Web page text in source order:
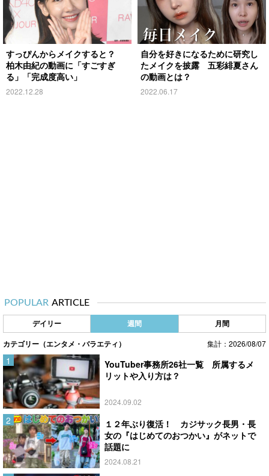
すっぴんからメイクすると？
柏木由紀の動画に「すごすぎ
る」「完成度高い」
2022.12.28
自分を好きになるために研究し
たメイクを披露 五彩緋夏さん
の動画とは？
2022.06.17
POPULAR ARTICLE
デイリー 週間 月間
カテゴリー（エンタメ・バラエティ） 集計：2026/08/07
YouTuber事務所26社一覧 所属するメ
リットや入り方は？
2024.09.02
１２年ぶり復活！ カジサック長男・長
女の『はじめてのおつかい』がネットで
話題に
2024.08.21